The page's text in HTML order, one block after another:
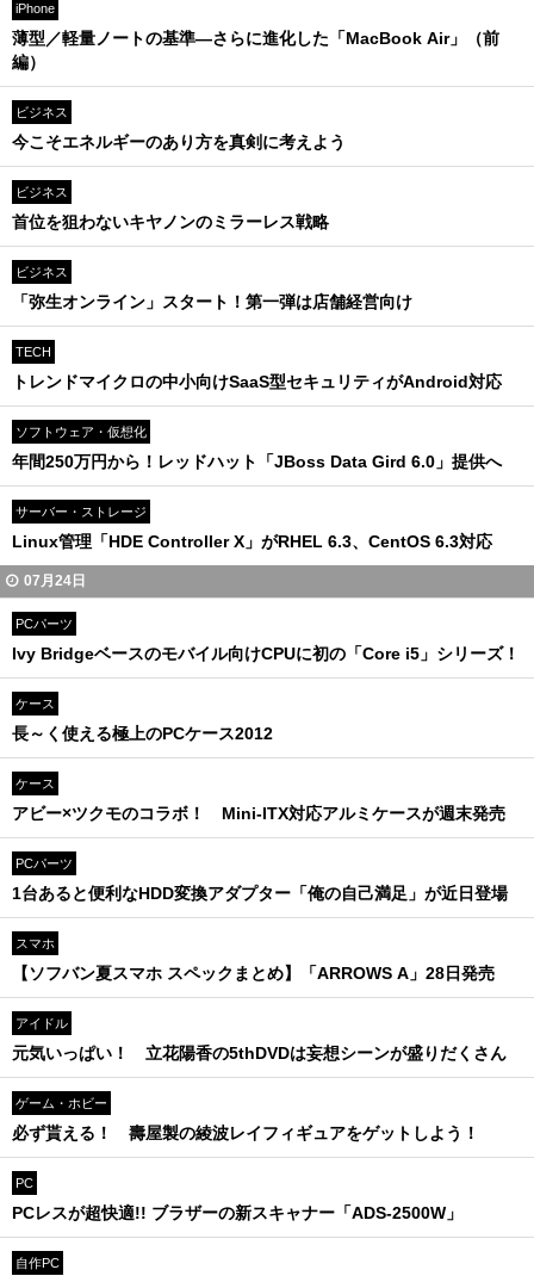
iPhone
薄型／軽量ノートの基準—さらに進化した「MacBook Air」（前
編）
ビジネス
今こそエネルギーのあり方を真剣に考えよう
ビジネス
首位を狙わないキヤノンのミラーレス戦略
ビジネス
「弥生オンライン」スタート！第一弾は店舗経営向け
TECH
トレンドマイクロの中小向けSaaS型セキュリティがAndroid対応
ソフトウェア・仮想化
年間250万円から！レッドハット「JBoss Data Gird 6.0」提供へ
サーバー・ストレージ
Linux管理「HDE Controller X」がRHEL 6.3、CentOS 6.3対応
07月24日
PCパーツ
Ivy Bridgeベースのモバイル向けCPUに初の「Core i5」シリーズ！
ケース
長～く使える極上のPCケース2012
ケース
アビー×ツクモのコラボ！ Mini-ITX対応アルミケースが週末発売
PCパーツ
1台あると便利なHDD変換アダプター「俺の自己満足」が近日登場
スマホ
【ソフバン夏スマホ スペックまとめ】「ARROWS A」28日発売
アイドル
元気いっぱい！ 立花陽香の5thDVDは妄想シーンが盛りだくさん
ゲーム・ホビー
必ず貰える！ 壽屋製の綾波レイフィギュアをゲットしよう！
PC
PCレスが超快適!! ブラザーの新スキャナー「ADS-2500W」
自作PC